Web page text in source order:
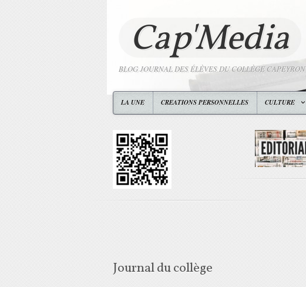
Cap'Media
BLOG JOURNAL DES ÉLÈVES DU COLLÈGE CAPEYRON
LA UNE CREATIONS PERSONNELLES CULTURE
Journal du collège